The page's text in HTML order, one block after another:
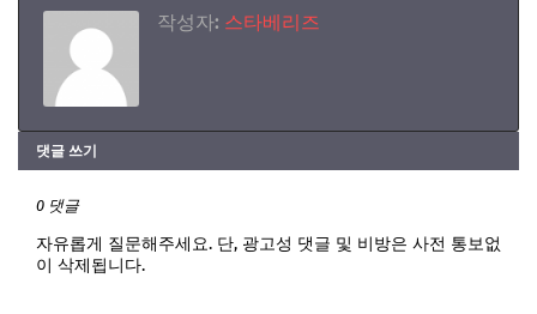
작성자: 스타베리즈
댓글 쓰기
0 댓글
자유롭게 질문해주세요. 단, 광고성 댓글 및 비방은 사전 통보없
이 삭제됩니다.